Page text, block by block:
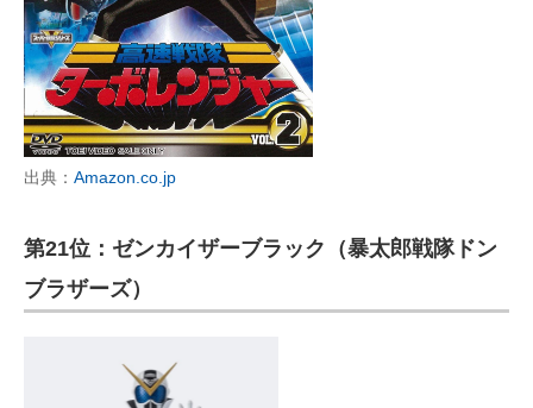
出典： Amazon.co.jp
第21位：ゼンカイザーブラック（暴太郎戦隊ドン
ブラザーズ）